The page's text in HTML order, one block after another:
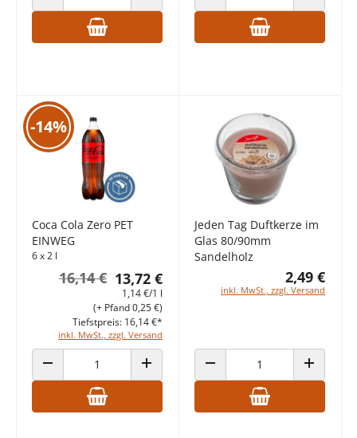
ANZAHL VERRINGERN ANZAHL ERHÖHENANZAHL VERRINGERN ANZAHL
-14%
Coca Cola Zero PET
EINWEG
6 x 2 l
13,72 €
16,14 €
1,14 €/1 l
inkl. MwSt., zzgl. Versand
(+ Pfand 0,25 €)
Tiefstpreis: 16,14 €*
ANZAHL VERRINGERN ANZAHL ERHÖHEN
Jeden Tag Duftkerze im
Glas 80/90mm
Sandelholz
2,49 €
inkl. MwSt., zzgl. Versand
ANZAHL VERRINGERN ANZAHL